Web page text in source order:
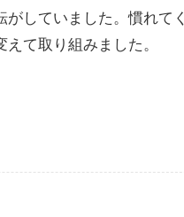
していました。慣れて
て取り組みました。